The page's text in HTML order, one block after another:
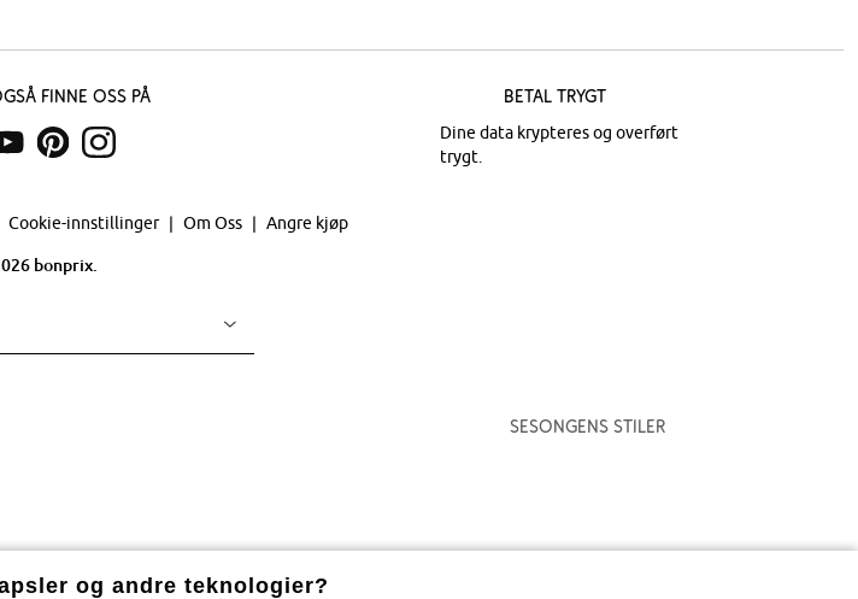
finne oss på Betal trygt
Dine data krypteres og overført
trygt.
Cookie-innstillinger Om Oss Angre kjøp
bonprix.
Sesongens stiler
og andre teknologier?